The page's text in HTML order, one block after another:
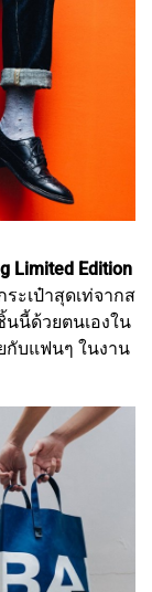
Limited Edition
ะเป๋าสุดเท่จากส
นี้ด้วยตนเองใน
บแฟนๆ ในงาน